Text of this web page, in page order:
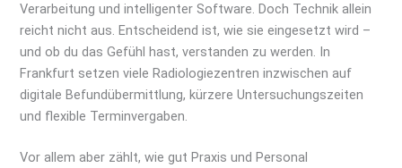
Verarbeitung und intelligenter Software. Doch Technik allein
reicht nicht aus. Entscheidend ist, wie sie eingesetzt wird –
und ob du das Gefühl hast, verstanden zu werden. In
Frankfurt setzen viele Radiologiezentren inzwischen auf
digitale Befundübermittlung, kürzere Untersuchungszeiten
und flexible Terminvergaben.
Vor allem aber zählt, wie gut Praxis und Personal